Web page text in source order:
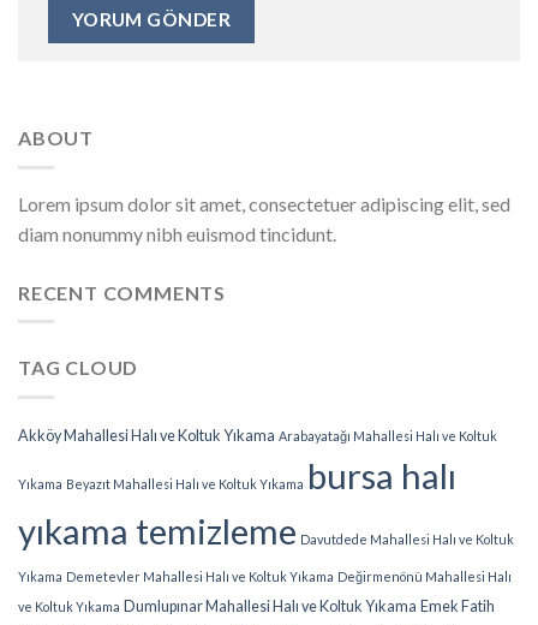
ABOUT
Lorem ipsum dolor sit amet, consectetuer adipiscing elit, sed
diam nonummy nibh euismod tincidunt.
RECENT COMMENTS
TAG CLOUD
Akköy Mahallesi Halı ve Koltuk Yıkama Arabayatağı Mahallesi Halı ve Koltuk
Yıkama Beyazıt Mahallesi Halı ve Koltuk Yıkama bursa halı
yıkama temizleme Davutdede Mahallesi Halı ve Koltuk
Yıkama Demetevler Mahallesi Halı ve Koltuk Yıkama Değirmenönü Mahallesi Halı
ve Koltuk Yıkama Dumlupınar Mahallesi Halı ve Koltuk Yıkama Emek Fatih